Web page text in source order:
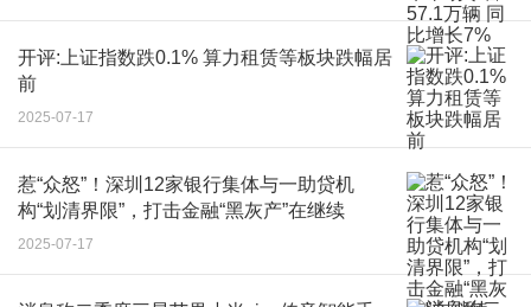
开评:上证指数跌0.1% 算力租赁等板块跌幅居
前
2025-07-17
惹“众怒”！深圳12家银行集体与一助贷机
构“划清界限”，打击金融“黑灰产”在继续
2025-07-17